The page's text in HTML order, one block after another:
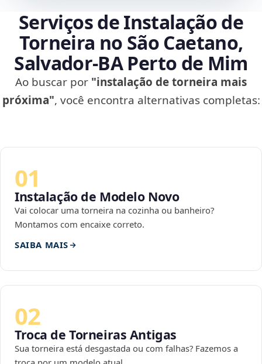
Serviços de Instalação de
Torneira no São Caetano,
Salvador‑BA Perto de Mim
Ao buscar por "instalação de torneira mais
próxima", você encontra alternativas completas:
01
Instalação de Modelo Novo
Vai colocar uma torneira na cozinha ou banheiro?
Montamos com encaixe correto.
SAIBA MAIS
02
Troca de Torneiras Antigas
Sua torneira está desgastada ou com falhas? Fazemos a